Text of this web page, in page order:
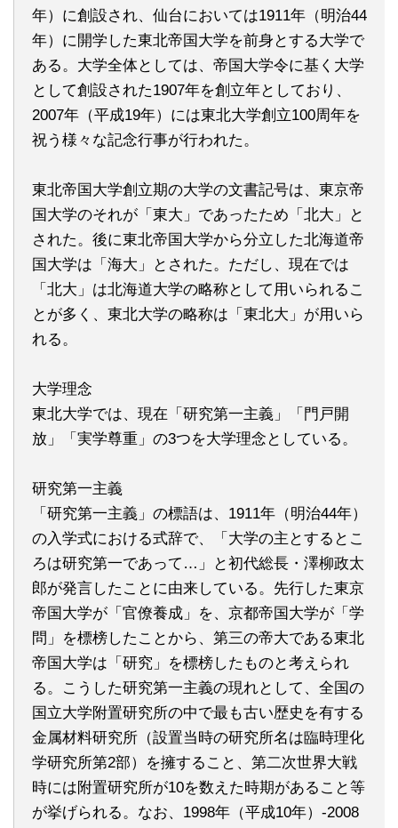
年）に創設され、仙台においては1911年（明治44
年）に開学した東北帝国大学を前身とする大学で
ある。大学全体としては、帝国大学令に基く大学
として創設された1907年を創立年としており、
2007年（平成19年）には東北大学創立100周年を
祝う様々な記念行事が行われた。
東北帝国大学創立期の大学の文書記号は、東京帝
国大学のそれが「東大」であったため「北大」と
された。後に東北帝国大学から分立した北海道帝
国大学は「海大」とされた。ただし、現在では
「北大」は北海道大学の略称として用いられるこ
とが多く、東北大学の略称は「東北大」が用いら
れる。
大学理念
東北大学では、現在「研究第一主義」「門戸開
放」「実学尊重」の3つを大学理念としている。
研究第一主義
「研究第一主義」の標語は、1911年（明治44年）
の入学式における式辞で、「大学の主とするとこ
ろは研究第一であって…」と初代総長・澤柳政太
郎が発言したことに由来している。先行した東京
帝国大学が「官僚養成」を、京都帝国大学が「学
問」を標榜したことから、第三の帝大である東北
帝国大学は「研究」を標榜したものと考えられ
る。こうした研究第一主義の現れとして、全国の
国立大学附置研究所の中で最も古い歴史を有する
金属材料研究所（設置当時の研究所名は臨時理化
学研究所第2部）を擁すること、第二次世界大戦
時には附置研究所が10を数えた時期があること等
が挙げられる。なお、1998年（平成10年）-2008